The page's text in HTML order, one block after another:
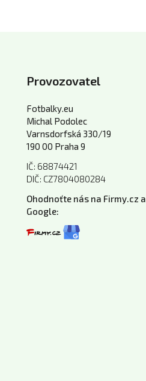
Provozovatel
Fotbalky.eu
Michal Podolec
Varnsdorfská 330/19
190 00 Praha 9
IČ: 68874421
DIČ: CZ7804080284
Ohodnoťte nás na Firmy.cz a
Google: